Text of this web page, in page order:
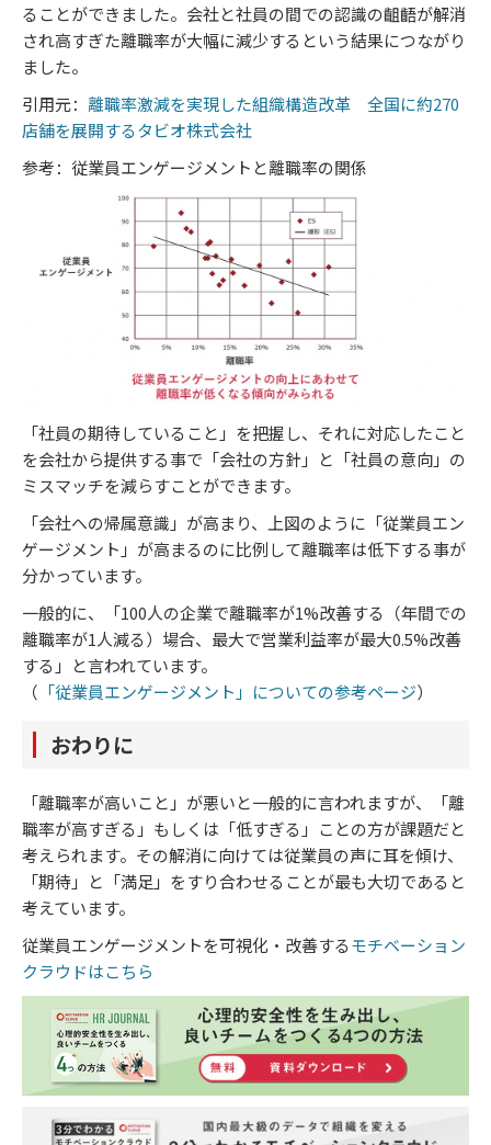
ることができました。会社と社員の間での認識の齟齬が解消
され高すぎた離職率が大幅に減少するという結果につながり
ました。
引用元： 離職率激減を実現した組織構造改革 全国に約270
店舗を展開するタビオ株式会社
参考：従業員エンゲージメントと離職率の関係
「社員の期待していること」を把握し、それに対応したこと
を会社から提供する事で「会社の方針」と「社員の意向」の
ミスマッチを減らすことができます。
「会社への帰属意識」が高まり、上図のように「従業員エン
ゲージメント」が高まるのに比例して離職率は低下する事が
分かっています。
一般的に、「100人の企業で離職率が1%改善する（年間での
離職率が1人減る）場合、最大で営業利益率が最大0.5%改善
する」と言われています。
（ 「従業員エンゲージメント」についての参考ページ）
おわりに
「離職率が高いこと」が悪いと一般的に言われますが、「離
職率が高すぎる」もしくは「低すぎる」ことの方が課題だと
考えられます。その解消に向けては従業員の声に耳を傾け、
「期待」と「満足」をすり合わせることが最も大切であると
考えています。
従業員エンゲージメントを可視化・改善するモチベーション
クラウドはこちら